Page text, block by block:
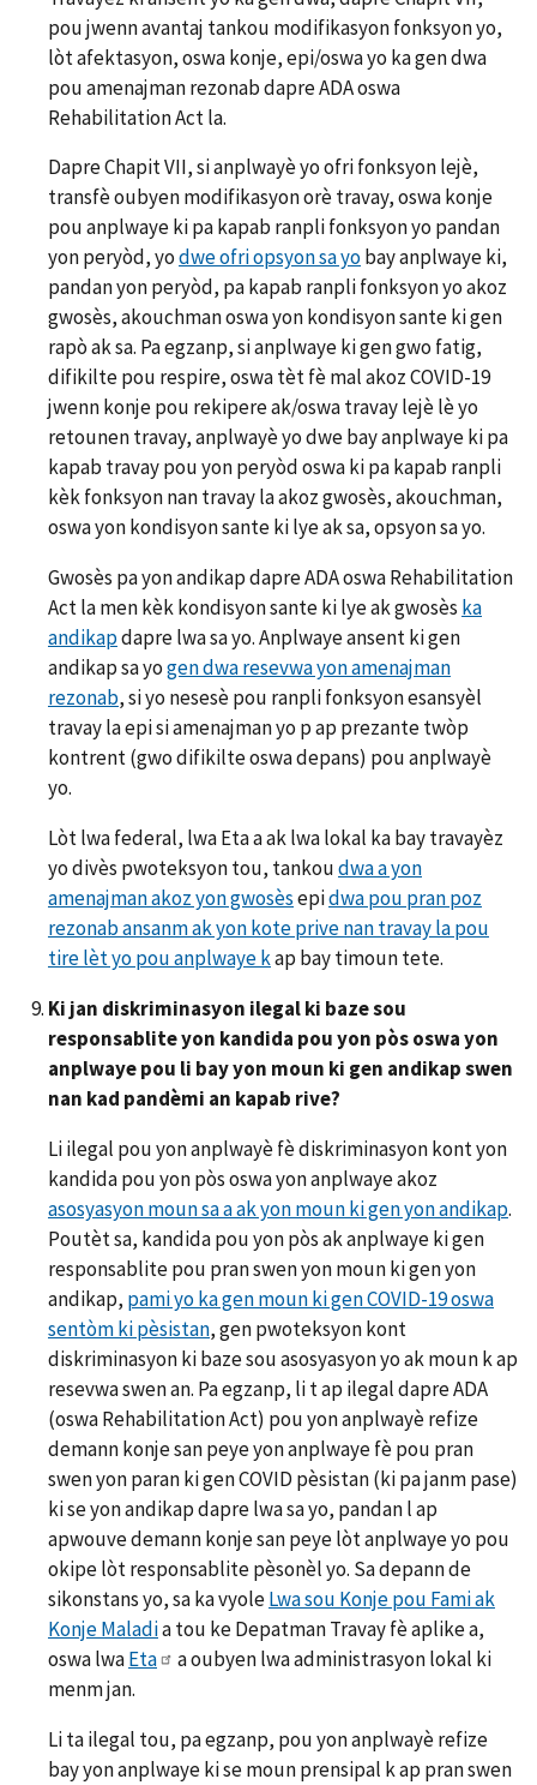
pou jwenn avantaj tankou modifikasyon fonksyon yo,
lòt afektasyon, oswa konje, epi/oswa yo ka gen dwa
pou amenajman rezonab dapre ADA oswa
Rehabilitation Act la.
Dapre Chapit VII, si anplwayè yo ofri fonksyon lejè,
transfè oubyen modifikasyon orè travay, oswa konje
pou anplwaye ki pa kapab ranpli fonksyon yo pandan
yon peryòd, yodwe ofri opsyon sa yobay anplwaye ki,
pandan yon peryòd, pa kapab ranpli fonksyon yo akoz
gwosès, akouchman oswa yon kondisyon sante ki gen
rapò ak sa. Pa egzanp, si anplwaye ki gen gwo fatig,
difikilte pou respire, oswa tèt fè mal akoz COVID-19
jwenn konje pou rekipere ak/oswa travay lejè lè yo
retounen travay, anplwayè yo dwe bay anplwaye ki pa
kapab travay pou yon peryòd oswa ki pa kapab ranpli
kèk fonksyon nan travay la akoz gwosès, akouchman,
oswa yon kondisyon sante ki lye ak sa, opsyon sa yo.
Gwosès pa yon andikap dapre ADA oswa Rehabilitation
Act la men kèk kondisyon sante ki lye ak gwosès ka
andikapdapre lwa sa yo. Anplwaye ansent ki gen
andikap sa yogen dwa resevwa yon amenajman
rezonab, si yo nesesè pou ranpli fonksyon esansyèl
travay la epi si amenajman yo p ap prezante twòp
kontrent (gwo difikilte oswa depans) pou anplwayè
yo.
Lòt lwa federal, lwa Eta a ak lwa lokal ka bay travayèz
yo divès pwoteksyon tou, tankoudwa a yon
amenajman akoz yon gwosèsepidwa pou pran poz
rezonab ansanm ak yon kote prive nan travay la pou
tire lèt yo pou anplwaye kap bay timoun tete.
Ki jan diskriminasyon ilegal ki baze sou
responsablite yon kandida pou yon pòs oswa yon
anplwaye pou li bay yon moun ki gen andikap swen
nan kad pandèmi an kapab rive?
Li ilegal pou yon anplwayè fè diskriminasyon kont yon
kandida pou yon pòs oswa yon anplwaye akoz
asosyasyon moun sa a ak yon moun ki gen yon andikap.
Poutèt sa, kandida pou yon pòs ak anplwaye ki gen
responsablite pou pran swen yon moun ki gen yon
andikap, pami yo ka gen moun ki gen COVID-19 oswa
sentòm ki pèsistan, gen pwoteksyon kont
diskriminasyon ki baze sou asosyasyon yo ak moun k ap
resevwa swen an. Pa egzanp, li t ap ilegal dapre ADA
(oswa Rehabilitation Act) pou yon anplwayè refize
demann konje san peye yon anplwaye fè pou pran
swen yon paran ki gen COVID pèsistan (ki pa janm pase)
ki se yon andikap dapre lwa sa yo, pandan l ap
apwouve demann konje san peye lòt anplwaye yo pou
okipe lòt responsablite pèsonèl yo. Sa depann de
sikonstans yo, sa ka vyoleLwa sou Konje pou Fami ak
Konje Maladia tou ke Depatman Travay fè aplike a,
oswa lwaEta
a oubyen lwa administrasyon lokal ki
menm jan.
Li ta ilegal tou, pa egzanp, pou yon anplwayè refize
bay yon anplwaye ki se moun prensipal k ap pran swen